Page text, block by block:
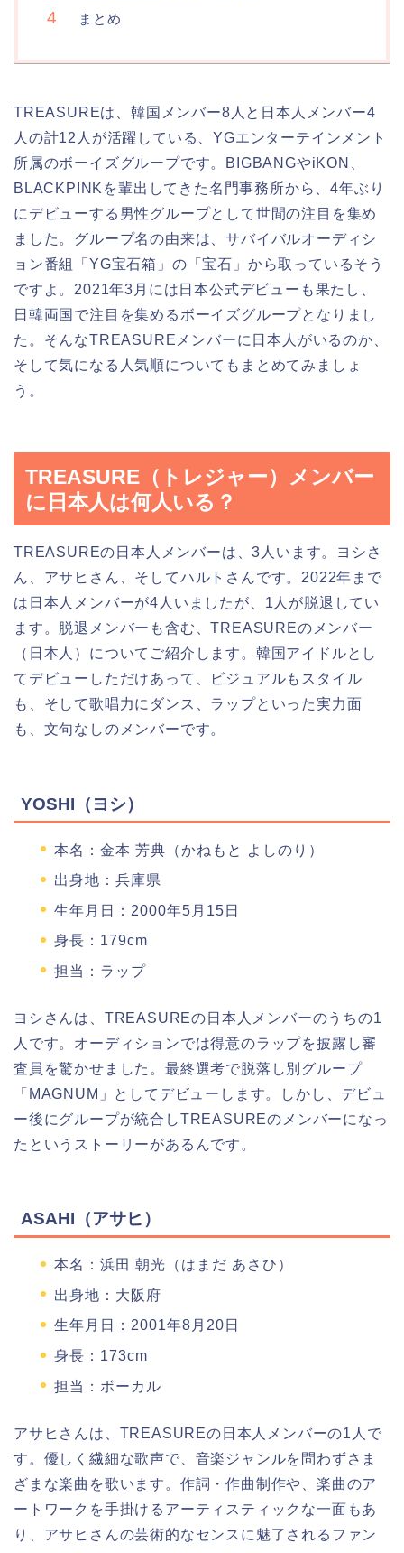
まとめ
TREASUREは、韓国メンバー8人と日本人メンバー4
人の計12人が活躍している、YGエンターテインメント
所属のボーイズグループです。BIGBANGやiKON、
BLACKPINKを輩出してきた名門事務所から、4年ぶり
にデビューする男性グループとして世間の注目を集め
ました。グループ名の由来は、サバイバルオーディシ
ョン番組「YG宝石箱」の「宝石」から取っているそう
ですよ。2021年3月には日本公式デビューも果たし、
日韓両国で注目を集めるボーイズグループとなりまし
た。そんなTREASUREメンバーに日本人がいるのか、
そして気になる人気順についてもまとめてみましょ
う。
TREASURE（トレジャー）メンバー
に日本人は何人いる？
TREASUREの日本人メンバーは、3人います。ヨシさ
ん、アサヒさん、そしてハルトさんです。2022年まで
は日本人メンバーが4人いましたが、1人が脱退してい
ます。脱退メンバーも含む、TREASUREのメンバー
（日本人）についてご紹介します。韓国アイドルとし
てデビューしただけあって、ビジュアルもスタイル
も、そして歌唱力にダンス、ラップといった実力面
も、文句なしのメンバーです。
YOSHI（ヨシ）
本名：金本 芳典（かねもと よしのり）
出身地：兵庫県
生年月日：2000年5月15日
身長：179cm
担当：ラップ
ヨシさんは、TREASUREの日本人メンバーのうちの1
人です。オーディションでは得意のラップを披露し審
査員を驚かせました。最終選考で脱落し別グループ
「MAGNUM」としてデビューします。しかし、デビュ
ー後にグループが統合しTREASUREのメンバーになっ
たというストーリーがあるんです。
ASAHI（アサヒ）
本名：浜田 朝光（はまだ あさひ）
出身地：大阪府
生年月日：2001年8月20日
身長：173cm
担当：ボーカル
アサヒさんは、TREASUREの日本人メンバーの1人で
す。優しく繊細な歌声で、音楽ジャンルを問わずさま
ざまな楽曲を歌います。作詞・作曲制作や、楽曲のア
ートワークを手掛けるアーティスティックな一面もあ
り、アサヒさんの芸術的なセンスに魅了されるファン